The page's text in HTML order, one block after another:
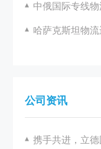
中俄国际专线
哈萨克斯坦物
公司资讯
携手共进，立